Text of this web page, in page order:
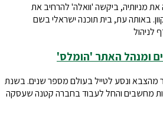
את מניותיה, ביקשה 'וואלה' להרחיב את
באותה עת, בית תוכנה ישראלי בשם
לניהול
ומנהל האתר 'הומלס'
פז דרור מהצבא ונסע לטייל בעולם מספר שנים. בשנת
מחשבים והחל לעבוד בחברה קטנה שעסקה